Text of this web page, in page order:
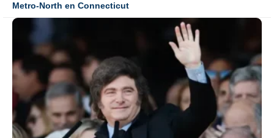
Metro-North en Connecticut